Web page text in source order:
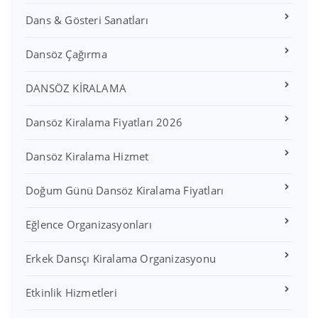
Dans & Gösteri Sanatları
Dansöz Çağırma
DANSÖZ KİRALAMA
Dansöz Kiralama Fiyatları 2026
Dansöz Kiralama Hizmet
Doğum Günü Dansöz Kiralama Fiyatları
Eğlence Organizasyonları
Erkek Dansçı Kiralama Organizasyonu
Etkinlik Hizmetleri